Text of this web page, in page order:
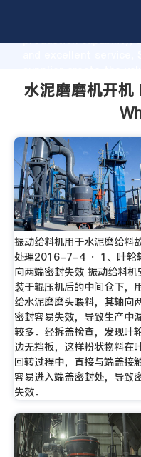
production capability,
customers.
水泥磨磨机开
振动给料机用于水泥磨给料
处理2016-7-4 · 1、叶轮
向两端密封失效 振动给料机
装于辊压机后的中间仓下，
给水泥磨磨头喂料，其轴向
密封容易失效，导致生产中
较多。经拆盖检查，发现叶
边无挡板，这样粉状物料在
回转过程中，直接与端盖接触
容易进入端盖密封处，导致
失效。